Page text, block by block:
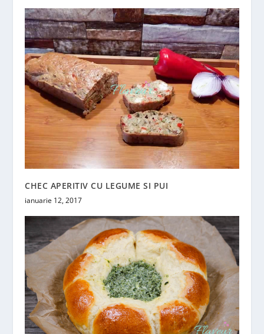
CHEC APERITIV CU LEGUME SI PUI
ianuarie 12, 2017